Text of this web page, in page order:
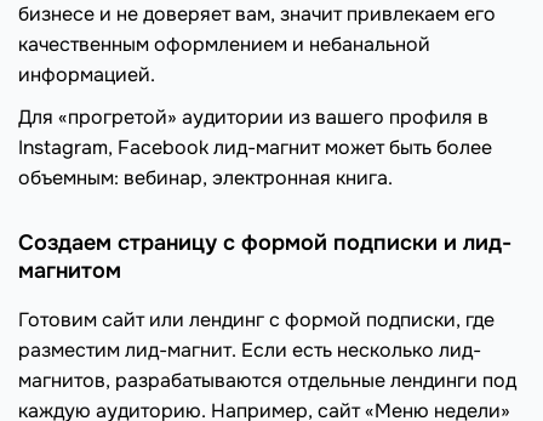
бизнесе и не доверяет вам, значит привлекаем его
качественным оформлением и небанальной
информацией.
Для «прогретой» аудитории из вашего профиля в
Instagram, Facebook лид-магнит может быть более
объемным: вебинар, электронная книга.
Создаем страницу с формой подписки и лид-
магнитом
Готовим сайт или лендинг с формой подписки, где
разместим лид-магнит. Если есть несколько лид-
магнитов, разрабатываются отдельные лендинги под
каждую аудиторию. Например, сайт «Меню недели»